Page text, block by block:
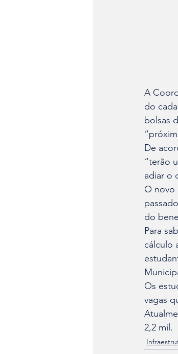
A
do
bolsas
De
“terão
adiar o
O novo
do
Para
cálculo
Os
vagas
2,2 mil.